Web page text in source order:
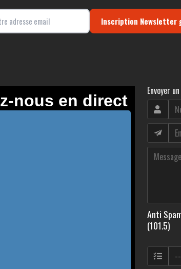
Inscription Newsletter
Envoyer
Anti
(101.5)